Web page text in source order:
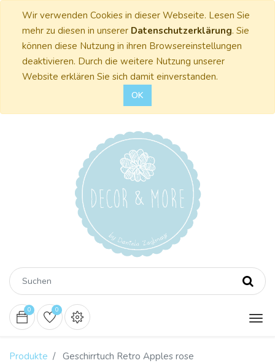
Wir verwenden Cookies in dieser Webseite. Lesen Sie
mehr zu diesen in unserer Datenschutzerklärung. Sie
können diese Nutzung in ihren Browsereinstellungen
deaktivieren. Durch die weitere Nutzung unserer
Website erklären Sie sich damit einverstanden.
OK
0 0
Produkte Geschirrtuch Retro Apples rose